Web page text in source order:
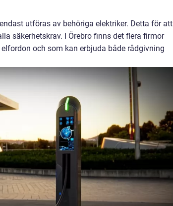
utföras av behöriga elektriker. Detta för att
säkerhetskrav. I Örebro finns det flera firmor
och som kan erbjuda både rådgivning